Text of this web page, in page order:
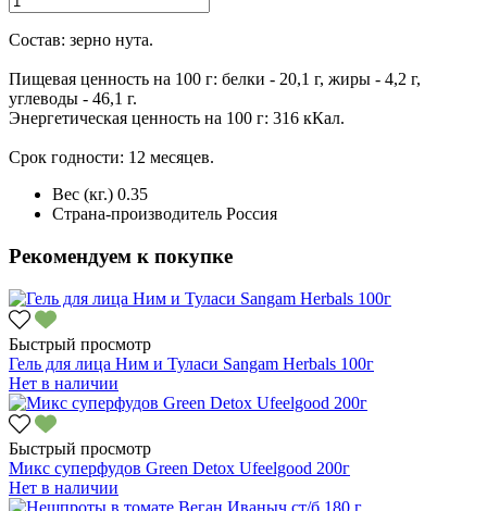
Состав: зерно нута.
Пищевая ценность на 100 г: белки - 20,1 г, жиры - 4,2 г,
углеводы - 46,1 г.
Энергетическая ценность на 100 г: 316 кКал.
Срок годности: 12 месяцев.
Вес (кг.) 0.35
Страна-производитель Россия
Рекомендуем к покупке
Быстрый просмотр
Гель для лица Ним и Туласи Sangam Herbals 100г
Нет в наличии
Быстрый просмотр
Микс суперфудов Green Detox Ufeelgood 200г
Нет в наличии